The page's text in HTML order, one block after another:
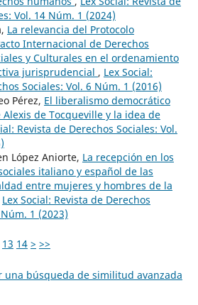
Vol. 14 Núm. 1 (2024)
La relevancia del Protocolo
Internacional de Derechos
y Culturales en el ordenamiento
jurisprudencial , Lex Social:
Sociales: Vol. 6 Núm. 1 (2016)
Pérez, El liberalismo democrático
de Tocqueville y la idea de
Revista de Derechos Sociales: Vol.
López Aniorte, La recepción en los
italiano y español de las
entre mujeres y hombres de la
Lex Social: Revista de Derechos
1 (2023)
13 14 > >>
una búsqueda de similitud avanzada